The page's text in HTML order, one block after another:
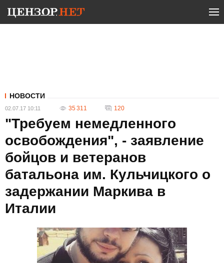
НОВОСТИ
02.07.17 10:11 35 311 120
"Требуем немедленного
освобождения", - заявление
бойцов и ветеранов
батальона им. Кульчицкого о
задержании Маркива в
Италии